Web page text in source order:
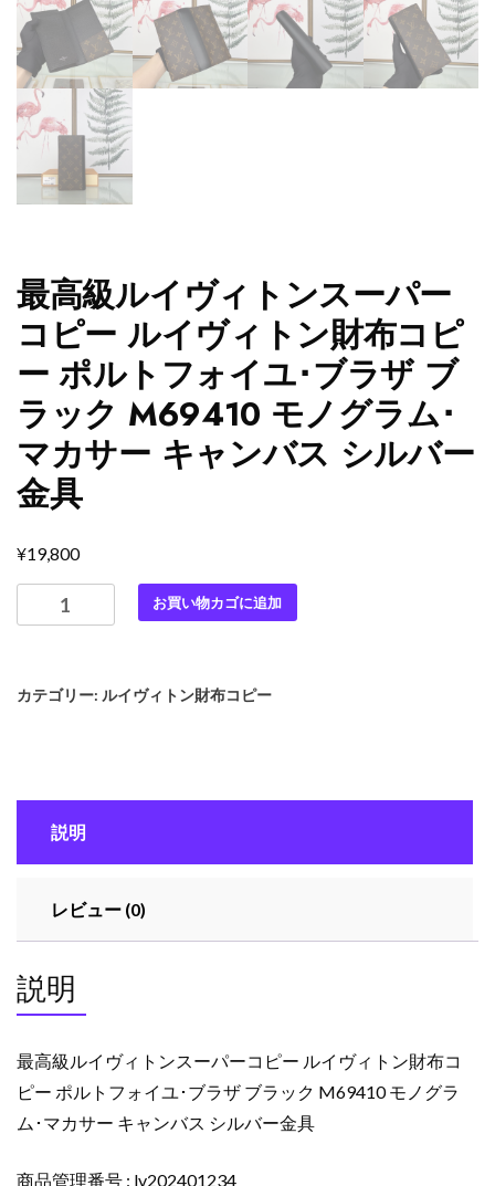
最高級ルイヴィトンスーパー
コピー ルイヴィトン財布コピ
ー ポルトフォイユ･ブラザ ブ
ラック M69410 モノグラム･
マカサー キャンバス シルバー
金具
¥19,800
高
イ
ン
ー
コ
ー
ル
ヴ
ィ
ト
財
お買い物カゴに追加
カテゴリー: ルイヴィトン財布コピー
説明
レビュー (0)
説明
最高級ルイヴィトンスーパーコピー ルイヴィトン財布コ
ピー ポルトフォイユ･ブラザ ブラック M69410 モノグラ
ム･マカサー キャンバス シルバー金具
商品管理番号 : lv202401234